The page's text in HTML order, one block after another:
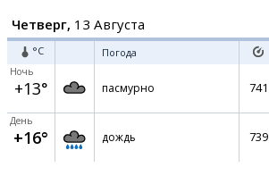
Четверг, 13 Августа
°C Погода
Ночь
+13° пасмурно 741
День
+16° дождь 739